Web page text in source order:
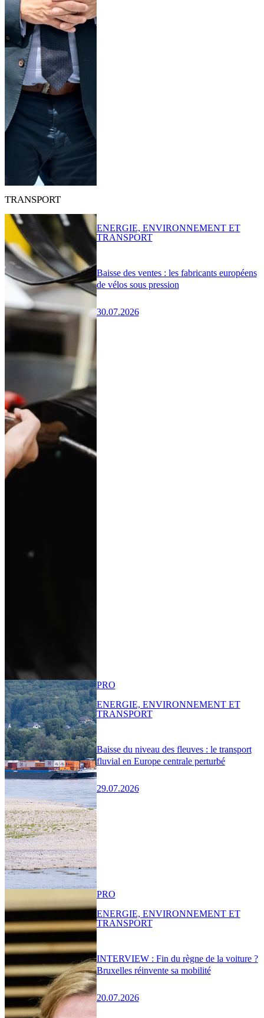
TRANSPORT
Baisse des ventes : les fabricants européens
de vélos sous pression
30.07.2026
ENERGIE, ENVIRONNEMENT ET
TRANSPORT
Baisse du niveau des fleuves : le transport
fluvial en Europe centrale perturbé
29.07.2026
PRO
ENERGIE, ENVIRONNEMENT ET
TRANSPORT
INTERVIEW : Fin du règne de la voiture ?
Bruxelles réinvente sa mobilité
20.07.2026
PRO
ENERGIE, ENVIRONNEMENT ET
TRANSPORT